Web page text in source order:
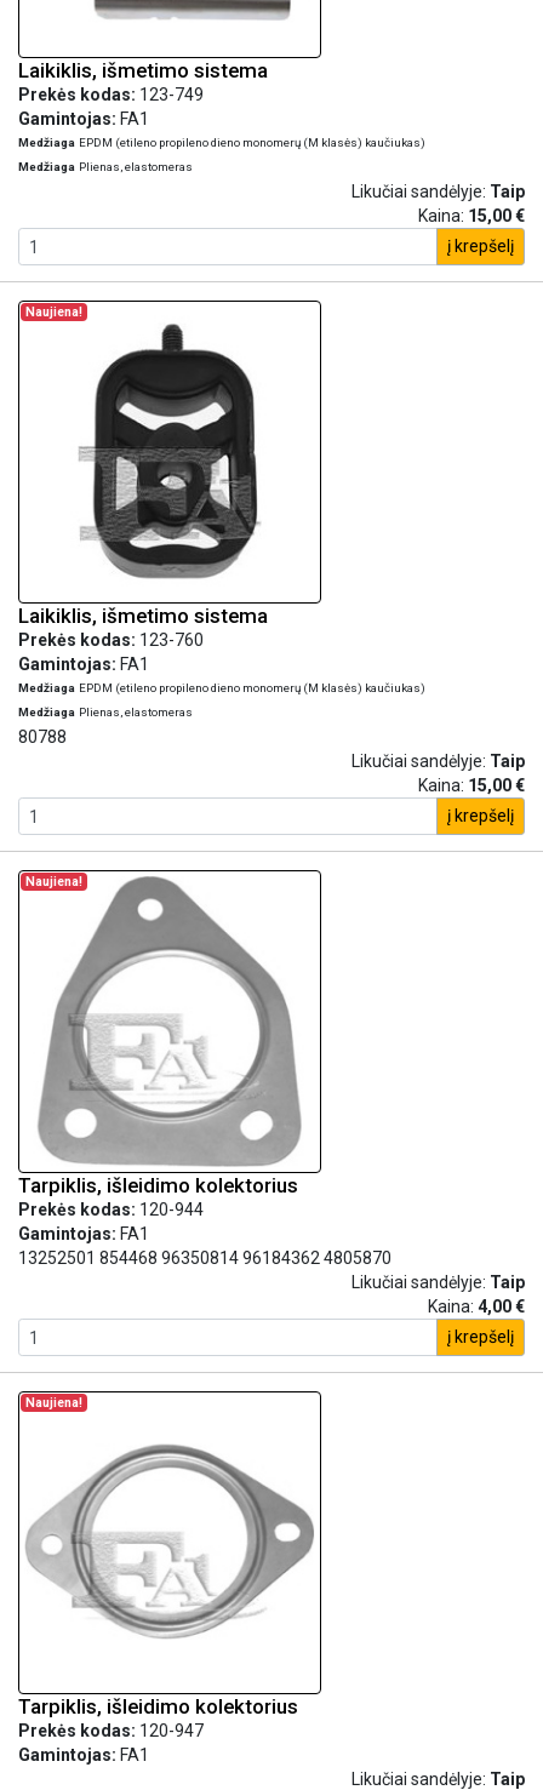
Laikiklis, išmetimo sistema
Prekės kodas: 123-749
Gamintojas: FA1
Medžiaga EPDM (etileno propileno dieno monomerų (M klasės) kaučiukas)
Medžiaga Plienas, elastomeras
Likučiai sandėlyje: Taip
Kaina: 15,00 €
į krepšelį
Naujiena!
Laikiklis, išmetimo sistema
Prekės kodas: 123-760
Gamintojas: FA1
Medžiaga EPDM (etileno propileno dieno monomerų (M klasės) kaučiukas)
Medžiaga Plienas, elastomeras
80788
Likučiai sandėlyje: Taip
Kaina: 15,00 €
į krepšelį
Naujiena!
Tarpiklis, išleidimo kolektorius
Prekės kodas: 120-944
Gamintojas: FA1
13252501 854468 96350814 96184362 4805870
Likučiai sandėlyje: Taip
Kaina: 4,00 €
į krepšelį
Naujiena!
Tarpiklis, išleidimo kolektorius
Prekės kodas: 120-947
Gamintojas: FA1
Likučiai sandėlyje: Taip